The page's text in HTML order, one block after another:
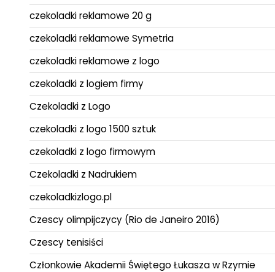
czekoladki reklamowe 20 g
czekoladki reklamowe Symetria
czekoladki reklamowe z logo
czekoladki z logiem firmy
Czekoladki z Logo
czekoladki z logo 1500 sztuk
czekoladki z logo firmowym
Czekoladki z Nadrukiem
czekoladkizlogo.pl
Czescy olimpijczycy (Rio de Janeiro 2016)
Czescy tenisiści
Członkowie Akademii Świętego Łukasza w Rzymie